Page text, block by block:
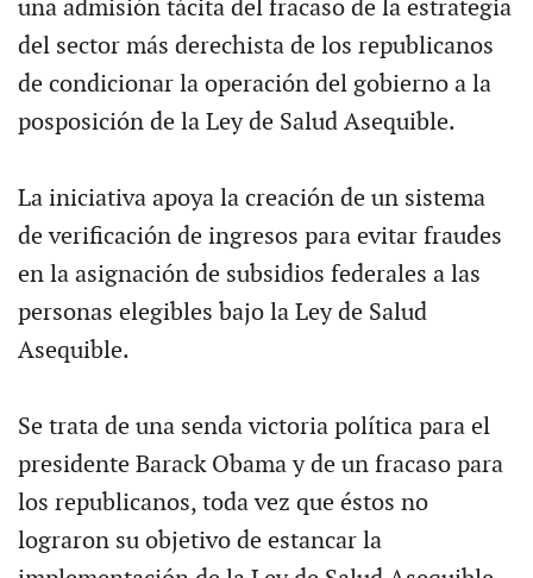
una admisión tácita del fracaso de la estrategia
del sector más derechista de los republicanos
de condicionar la operación del gobierno a la
posposición de la Ley de Salud Asequible.
La iniciativa apoya la creación de un sistema
de verificación de ingresos para evitar fraudes
en la asignación de subsidios federales a las
personas elegibles bajo la Ley de Salud
Asequible.
Se trata de una senda victoria política para el
presidente Barack Obama y de un fracaso para
los republicanos, toda vez que éstos no
lograron su objetivo de estancar la